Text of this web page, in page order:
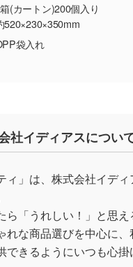
ータの背景が足りない／
からない
タが印刷範囲よりも小さ
色・柄の背景であれば拡
い
ただければ、QRコード
配置のご相談にも応じて
(カートン)200個入り
520×230×350mm
袋入れ
社イディアスについ
ィ」は、株式会社イデ
ら「うれしい！」と思
れな商品選びを中心に
きるようにいつも心掛